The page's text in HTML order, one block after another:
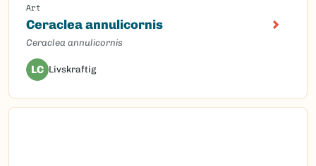
Art
Ceraclea annulicornis
Ceraclea annulicornis
LC Livskraftig